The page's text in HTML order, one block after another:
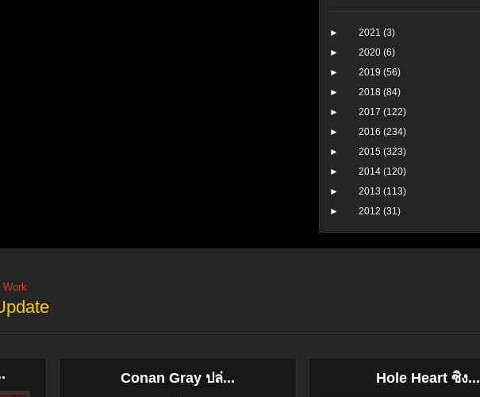
► 2021 (3)
►
2020 (6)
►
2019 (56)
►
2018 (84)
►
2017 (122)
►
2016 (234)
►
2015 (323)
►
2014 (120)
►
2013 (113)
►
2012 (31)
Work
Conan Gray ปล่... Hole Heart ซิง...